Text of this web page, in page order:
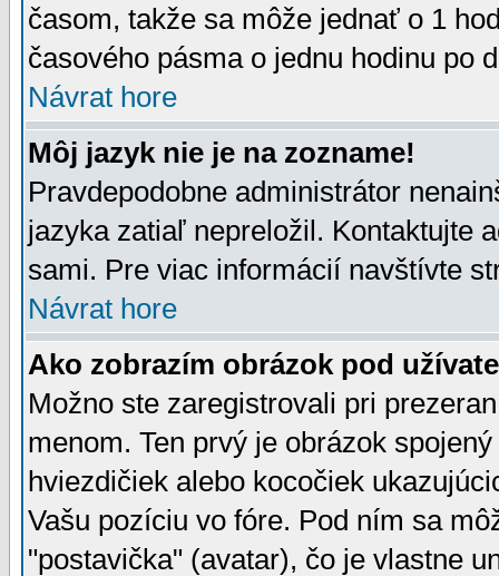
časom, takže sa môže jednať o 1
časového pásma o jednu hodinu po
Návrat hore
Môj jazyk nie je na zozname!
Pravdepodobne administrátor
jazyka zatiaľ nepreložil. Kontaktujte
sami. Pre viac informácií navštívte
Návrat hore
Ako zobrazím obrázok pod
Možno ste zaregistrovali pri
menom. Ten prvý je obrázok
hviezdičiek alebo kocočiek
Vašu pozíciu vo fóre. Pod ním sa
"postavička" (avatar), čo je vlastne